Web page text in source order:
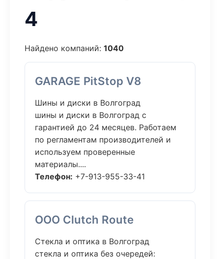
4
Найдено компаний: 1040
GARAGE PitStop V8
Шины и диски в Волгоград
шины и диски в Волгоград с
гарантией до 24 месяцев. Работаем
по регламентам производителей и
используем проверенные
материалы....
Телефон: +7-913-955-33-41
ООО Clutch Route
Стекла и оптика в Волгоград
стекла и оптика без очередей: